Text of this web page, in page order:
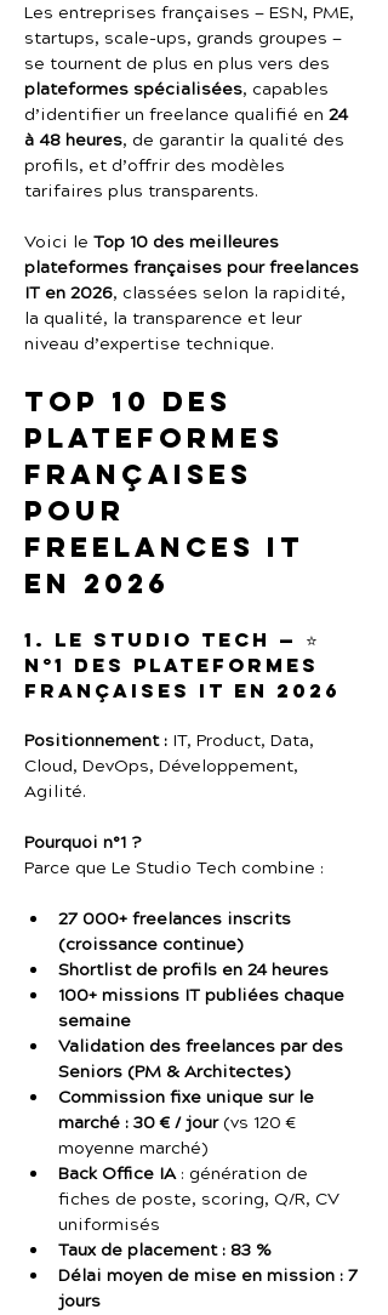
Les entreprises françaises — ESN, PME,
startups, scale-ups, grands groupes —
se tournent de plus en plus vers des
plateformes spécialisées, capables
d’identifier un freelance qualifié en 24
à 48 heures, de garantir la qualité des
profils, et d’offrir des modèles
tarifaires plus transparents.
Voici le Top 10 des meilleures
plateformes françaises pour freelances
IT en 2026, classées selon la rapidité,
la qualité, la transparence et leur
niveau d’expertise technique.
Top 10 des
plateformes
françaises
pour
freelances IT
en 2026
1. Le Studio Tech — ⭐
N°1 des plateformes
françaises IT en 2026
Positionnement : IT, Product, Data,
Cloud, DevOps, Développement,
Agilité.
Pourquoi n°1 ?
Parce que Le Studio Tech combine :
27 000+ freelances inscrits
(croissance continue)
Shortlist de profils en 24 heures
100+ missions IT publiées chaque
semaine
Validation des freelances par des
Seniors (PM & Architectes)
Commission fixe unique sur le
marché : 30 € / jour (vs 120 €
moyenne marché)
Back Office IA : génération de
fiches de poste, scoring, Q/R, CV
uniformisés
Taux de placement : 83 %
Délai moyen de mise en mission : 7
jours